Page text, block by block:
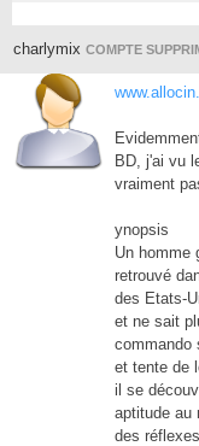
charlymix COMPTE
BD, j'ai vu
vraiment
ynopsis
Un homme
retrouvé
des Etats-
et ne sait
commando
et tente de
il se
aptitude au
des